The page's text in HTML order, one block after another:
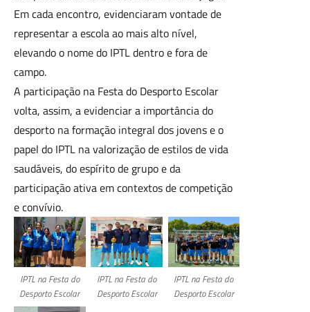
Em cada encontro, evidenciaram vontade de
representar a escola ao mais alto nível,
elevando o nome do IPTL dentro e fora de
campo.
A participação na Festa do Desporto Escolar
volta, assim, a evidenciar a importância do
desporto na formação integral dos jovens e o
papel do IPTL na valorização de estilos de vida
saudáveis, do espírito de grupo e da
participação ativa em contextos de competição
e convívio.
IPTL na Festa do
Desporto Escolar
IPTL na Festa do
Desporto Escolar
IPTL na Festa do
Desporto Escolar